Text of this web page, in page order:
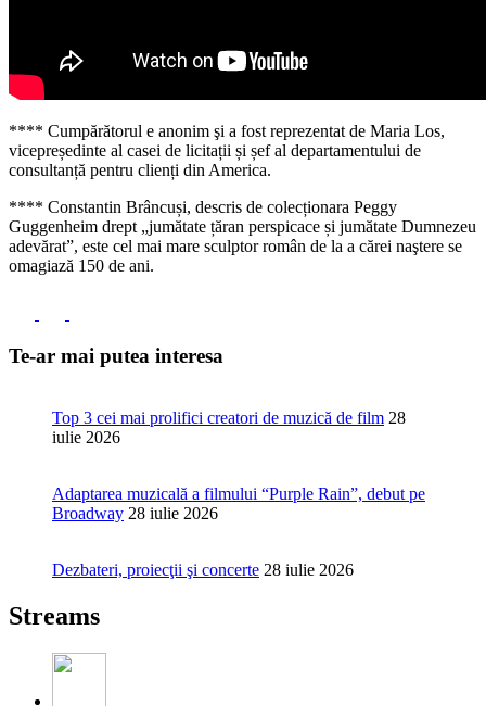
**** Cumpărătorul e anonim şi a fost reprezentat de Maria Los,
vicepreședinte al casei de licitații și șef al departamentului de
consultanță pentru clienți din America.
**** Constantin Brâncuși, descris de colecționara Peggy
Guggenheim drept „jumătate țăran perspicace și jumătate Dumnezeu
adevărat”, este cel mai mare sculptor român de la a cărei naştere se
omagiază 150 de ani.
Te-ar mai putea interesa
Top 3 cei mai prolifici creatori de muzică de film 28
iulie 2026
Adaptarea muzicală a filmului “Purple Rain”, debut pe
Broadway 28 iulie 2026
Dezbateri, proiecţii şi concerte 28 iulie 2026
Streams